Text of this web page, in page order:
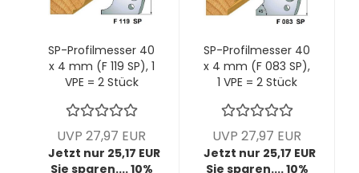
SP-Profilmesser 40
x 4 mm (F 119 SP), 1
VPE = 2 Stück
UVP 27,97 EUR
Jetzt nur 25,17 EUR
Sie sparen.... 10%
SP-Profilmesser 40
x 4 mm (F 083 SP),
1 VPE = 2 Stück
UVP 27,97 EUR
Jetzt nur 25,17 EUR
Sie sparen.... 10%